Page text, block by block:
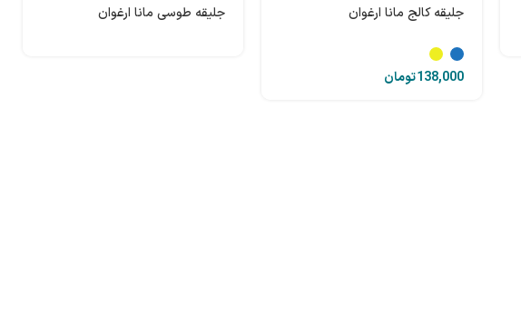
جلیقه کالج مانا ارغوان
تومان
جلیقه طوسی مانا ارغوان